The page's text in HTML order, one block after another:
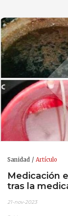
Sanidad Artículo
Medicación
tras la
21-nov-2023